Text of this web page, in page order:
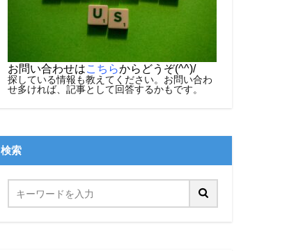
お問い合わせはこちらからどうぞ(^^)/
探している情報も教えてください。お問い合わ
せ多ければ、記事として回答するかもです。
検索